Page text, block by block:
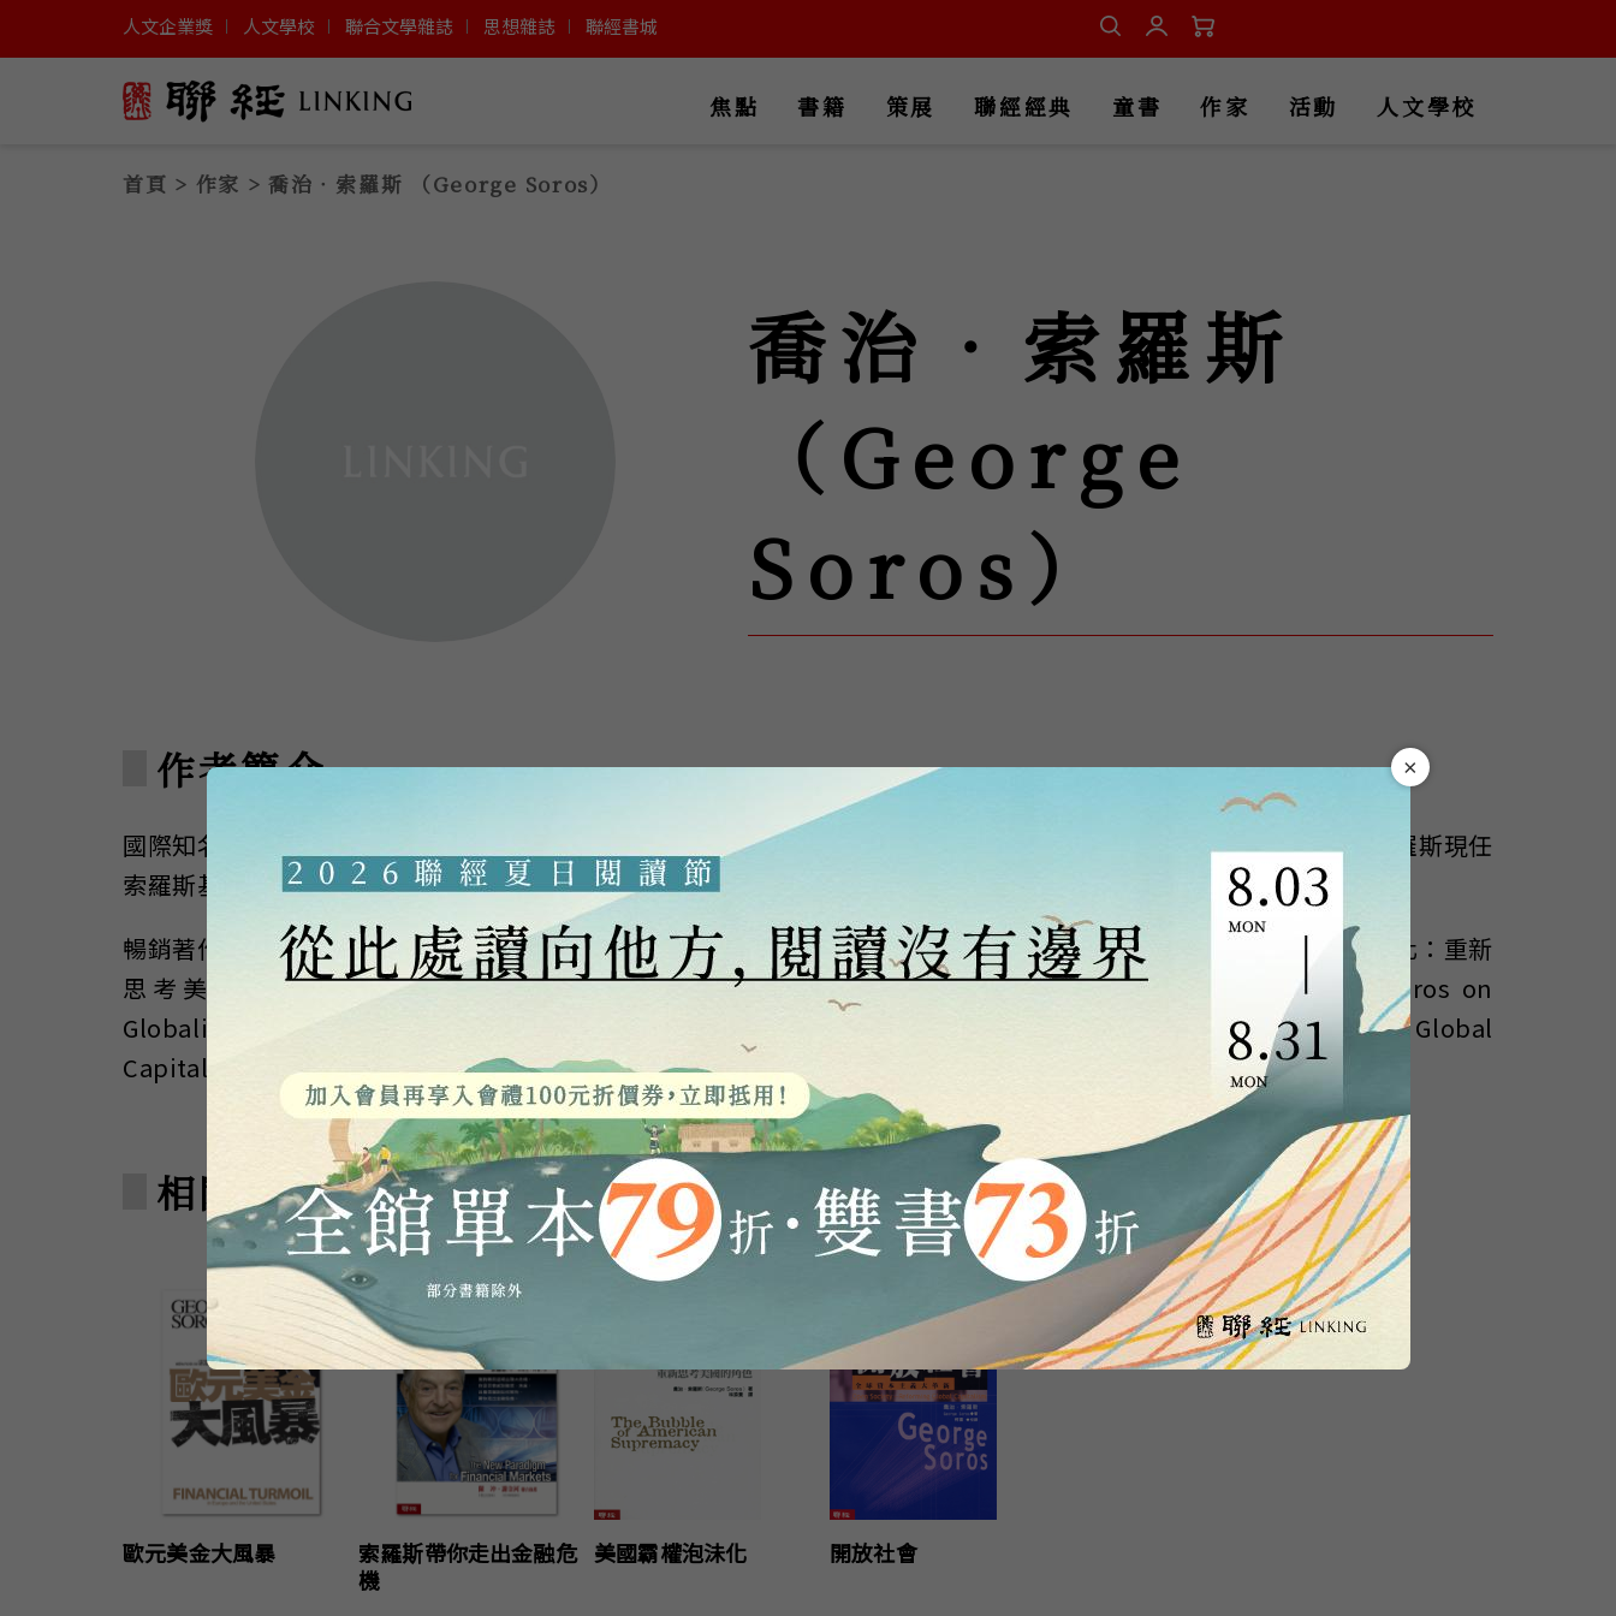
人文企業獎 人文學校 聯合文學雜誌 思想雜誌 聯經書城
焦點 書籍 策展 聯經經典 童書 作家 活動 人文學校
首頁 > 作家 > 喬治‧索羅斯 （George Soros）
喬治‧索羅斯
（George
Soros）
作者簡介
國際知名投資大師（全球知名的投資大亨）。1930年生於匈牙利布達佩斯，後定居英國及美國，目前住在紐約市。索羅斯現任
索羅斯基金管理公司董事長，以及宗旨為支持開放社會的全球基金會網絡體系發起人。
暢銷著作有：《索羅斯帶你走出金融危機》（The New Paradigm for Financial Markets, 2008）、《美國霸權泡沫化：重新
思考美國的角色》（The Bubble of American Supremacy, 2003）、《索羅斯論全球化》（George Soros on
Globalization, 2002）、《開放社會》（Open Society, 2001）、《全球資本主義危機》（The Crisis of Global
Capitalism,1998），以上皆由聯經出版。
相關著作
歐元美金大風暴
索羅斯帶你走出金融危
機
美國霸權泡沬化 開放社會
×